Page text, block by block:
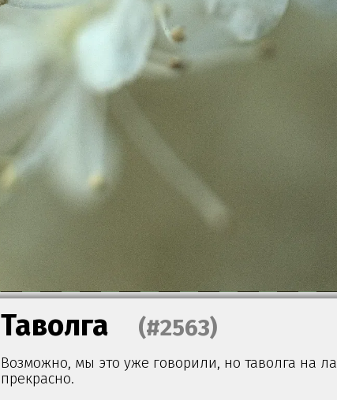
Таволга (#2563)
Возможно, мы это уже говорили, но таволга на
прекрасно.